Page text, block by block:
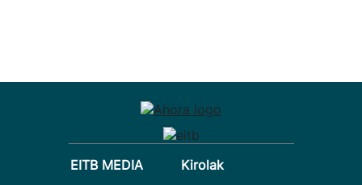
EITB MEDIA
Kirolak